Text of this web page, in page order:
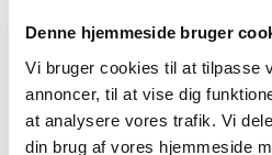
Denne hjemmeside bruger
Vi bruger cookies til at tilpasse
annoncer, til at vise dig
at analysere vores trafik. Vi
din brug af vores hjemmeside